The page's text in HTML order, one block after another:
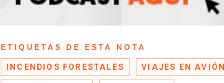
ETIQUETAS DE ESTA NOTA
INCENDIOS FORESTALES VIAJES EN AVIÓN